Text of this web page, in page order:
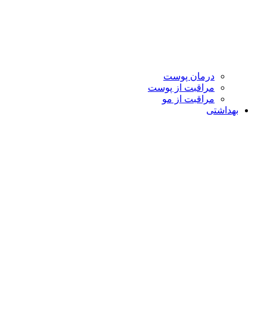
درمان پوست
مراقبت از پوست
مراقبت از مو
بهداشتی